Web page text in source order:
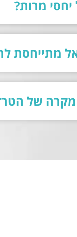
יחסי מרות?
מתייחסת
של